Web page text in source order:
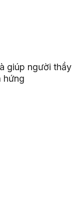
giúp người thầy
hứng